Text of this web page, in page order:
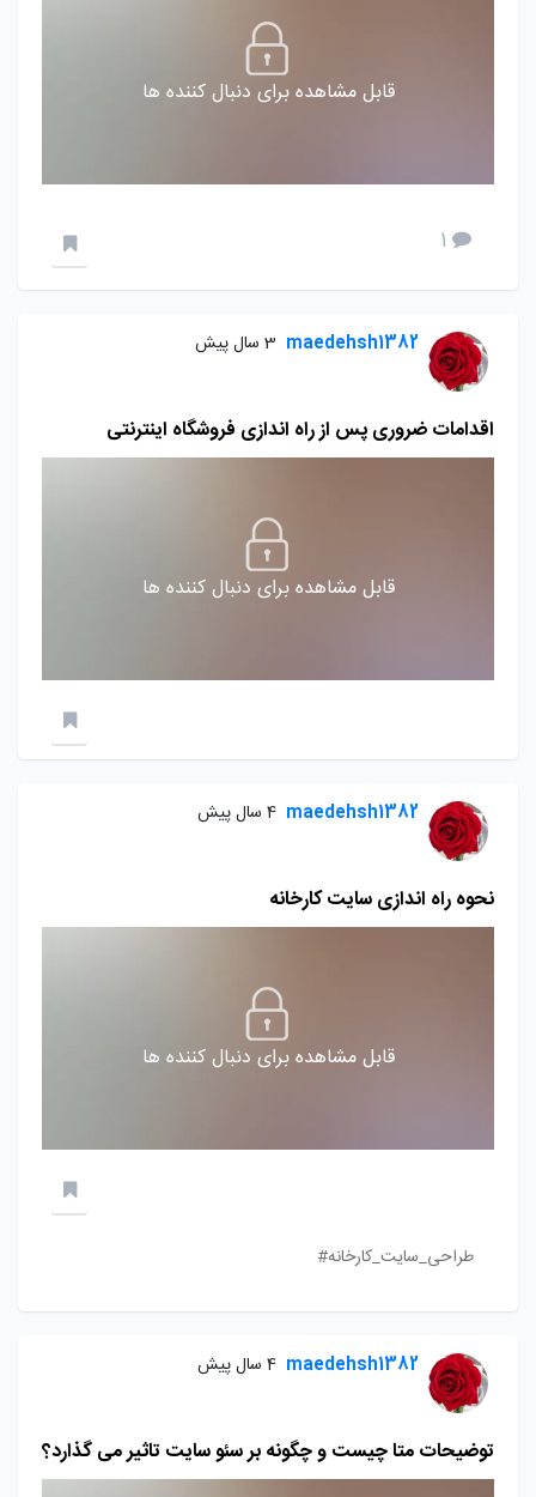
قابل مشاهده برای دنبال کننده ها
1
maedehsh1382 3 سال پیش
اقدامات ضروری پس از راه اندازی فروشگاه اینترنتی
قابل مشاهده برای دنبال کننده ها
maedehsh1382 4 سال پیش
نحوه راه اندازی سایت کارخانه
قابل مشاهده برای دنبال کننده ها
طراحی_سایت_کارخانه#
maedehsh1382 4 سال پیش
توضیحات متا چیست و چگونه بر سئو سایت تاثیر می گذارد؟